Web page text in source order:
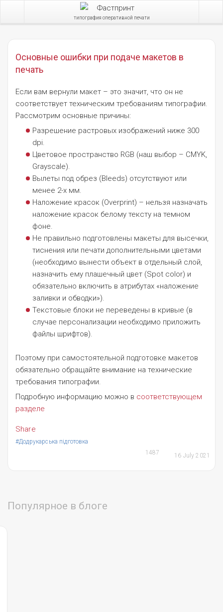
типография оперативной печати
Основные ошибки при подаче макетов в
печать
Если вам вернули макет – это значит, что он не
соответствует техническим требованиям типографии.
Рассмотрим основные причины:
Разрешение растровых изображений ниже 300
dpi.
Цветовое пространство RGB (наш выбор – CMYK,
Grayscale).
Вылеты под обрез (Bleeds) отсутствуют или
менее 2-х мм.
Наложение красок (Overprint) – нельзя назначать
наложение красок белому тексту на темном
фоне.
Не правильно подготовлены макеты для высечки,
тиснения или печати дополнительными цветами
(необходимо вынести объект в отдельный слой,
назначить ему плашечный цвет (Spot color) и
обязательно включить в атрибутах «наложение
заливки и обводки»).
Текстовые блоки не переведены в кривые (в
случае персонализации необходимо приложить
файлы шрифтов).
Поэтому при самостоятельной подготовке макетов
обязательно обращайте внимание на технические
требования типографии.
Подробную информацию можно в соответствующем
разделе
Share
#Додрукарська підготовка
16 July 2021
1487
Популярное в блоге